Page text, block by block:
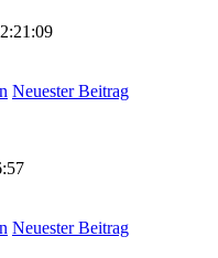
Neuester Beitrag
Neuester Beitrag